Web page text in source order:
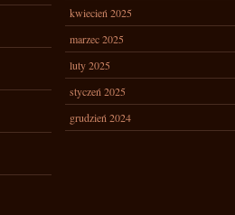
kwiecień 2025
marzec 2025
luty 2025
styczeń 2025
grudzień 2024